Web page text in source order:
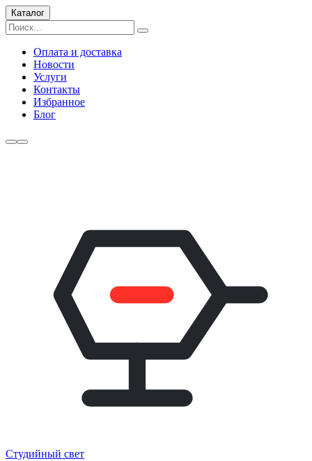
Каталог
Оплата и доставка
Новости
Услуги
Контакты
Избранное
Блог
Студийный свет